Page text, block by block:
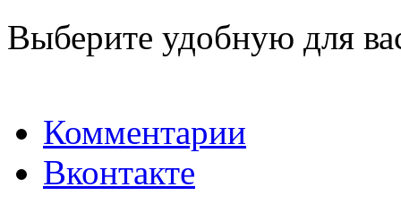
Выберите удобную для
Комментарии
Вконтакте